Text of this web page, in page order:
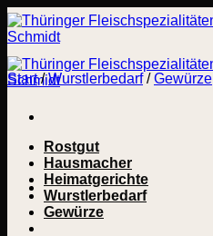
Zum
Inhalt
springen
Rostgut
Hausmacher
Heimatgerichte
Wurstlerbedarf
Gewürze
Start / Wurstlerbedarf / Gewürze